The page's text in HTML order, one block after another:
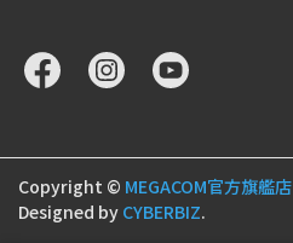
Copyright © MEGACOM官方旗艦店
Designed by CYBERBIZ.